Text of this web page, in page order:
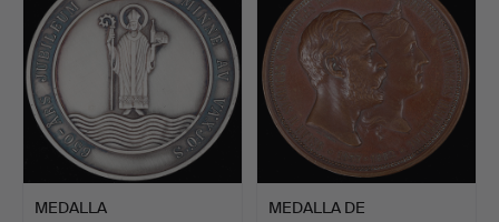
MEDALLA
MEDALLA DE